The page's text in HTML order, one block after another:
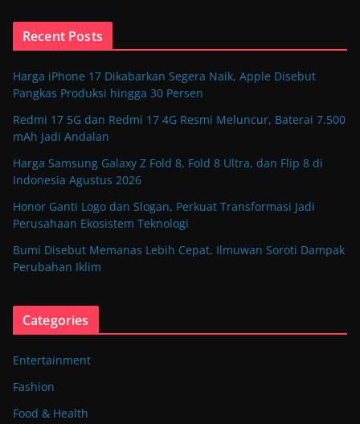
Recent Posts
Harga iPhone 17 Dikabarkan Segera Naik, Apple Disebut
Pangkas Produksi hingga 30 Persen
Redmi 17 5G dan Redmi 17 4G Resmi Meluncur, Baterai 7.500
mAh Jadi Andalan
Harga Samsung Galaxy Z Fold 8, Fold 8 Ultra, dan Flip 8 di
Indonesia Agustus 2026
Honor Ganti Logo dan Slogan, Perkuat Transformasi Jadi
Perusahaan Ekosistem Teknologi
Bumi Disebut Memanas Lebih Cepat, Ilmuwan Soroti Dampak
Perubahan Iklim
Categories
Entertainment
Fashion
Food & Health